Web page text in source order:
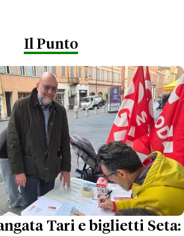
Il Punto
Tari e biglietti Seta: